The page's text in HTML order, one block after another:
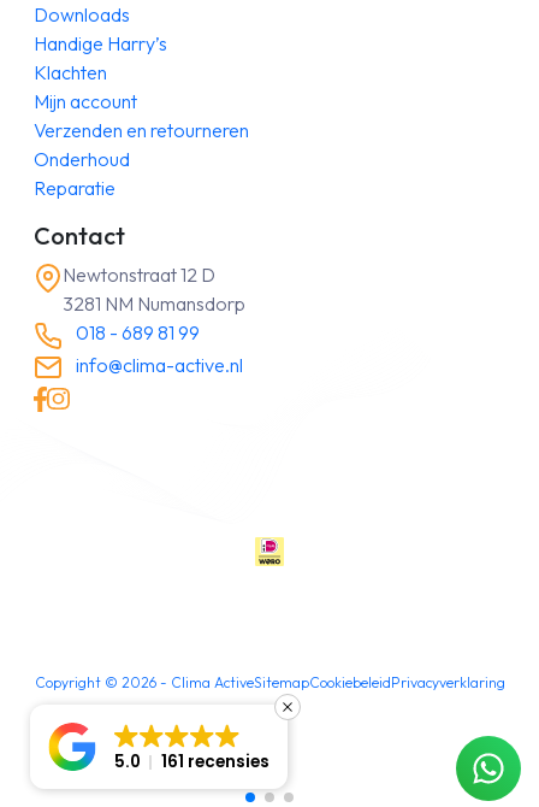
Downloads
Handige Harry’s
Klachten
Mijn account
Verzenden en retourneren
Onderhoud
Reparatie
Contact
Newtonstraat 12 D
3281 NM Numansdorp
018 - 689 81 99
info@clima-active.nl
Copyright © 2026- Clima ActiveSitemapCookiebeleidPrivacyverklaring
5.0 161 recensies